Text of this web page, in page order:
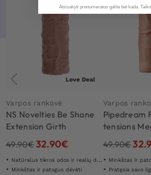
Love Deal
Varpos rankovė
NS Novelties Be Shane
Extension Girth
Enhancer
49.90€32.90€
Natūralus tikros odos ir realių detaliū jausmas
Minkštas ir patogus dėvėti
Varpos
Pipedream
tensions
Extension
49.90€
Minkštas ir
Pratęsia savo ilgį ir
Atsisakyti prenumeratos galite bet kada.